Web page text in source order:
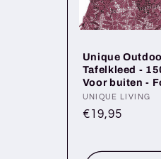
Unique
Tafelkleed -
Voor buiten -
Verkoper:
UNIQUE LIVING
Normale
€19,95